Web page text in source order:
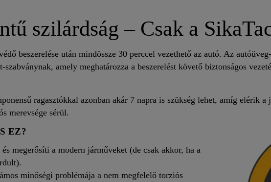
szilárdság – Csak a
beszerelése után mindössze 30 perccel vezethető az autó. Az
szabványnak, amely meghatározza a beszerelést követő biztonságos
ragasztókkal azonban akár 7 napra is szükség lehet, amíg elérik
merevsége sérül.
EZ?
megerősíti a modern járműveket (de csak akkor, ha a
minőségi problémája a nem megfelelő torziós